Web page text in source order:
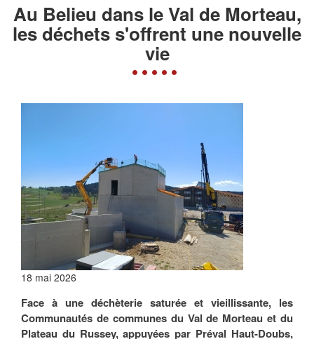
Au Belieu dans le Val de Morteau,
les déchets s'offrent une nouvelle
vie
18 mai 2026
Face à une déchèterie saturée et vieillissante, les
Communautés de communes du Val de Morteau et du
Plateau du Russey, appuyées par Préval Haut-Doubs,